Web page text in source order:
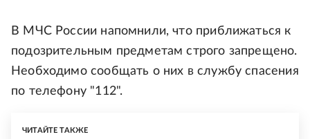
В МЧС России напомнили, что приближаться к
подозрительным предметам строго запрещено.
Необходимо сообщать о них в службу спасения
по телефону "112".
ЧИТАЙТЕ ТАКЖЕ